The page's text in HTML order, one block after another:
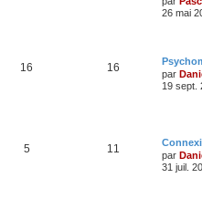
26 mai
16 16
par
19 sept.
5 11
par
31 juil.